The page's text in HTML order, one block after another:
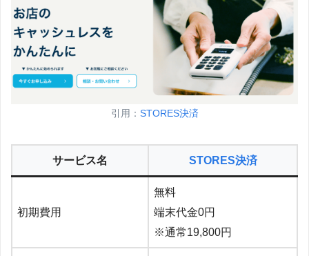
引用： STORES決済
サービス名 STORES決済
初期費用
無料
端末代金0円
※通常19,800円